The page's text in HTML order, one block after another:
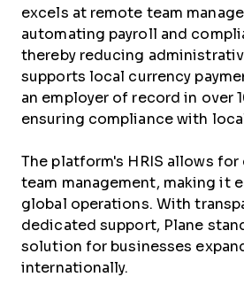
excels at remote team
automating payroll and
thereby reducing
supports local currency
an employer of record in over
ensuring compliance with
The platform's HRIS allows
team management, making it
global operations. With
dedicated support, Plane
solution for businesses
internationally.